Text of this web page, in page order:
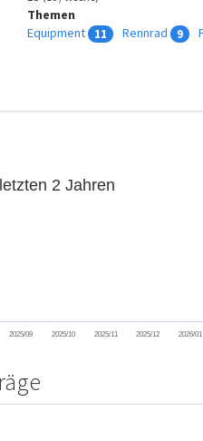
Themen
Equipment
11 Rennrad 9
2 Jahren
2025/09 2025/10 2025/11 2025/12 2026/01